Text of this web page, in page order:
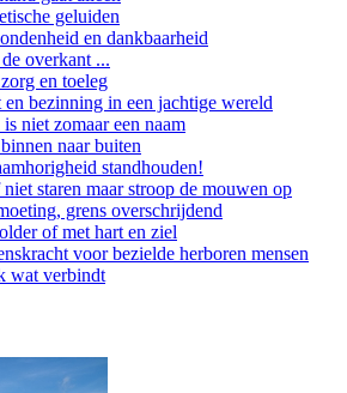
geluiden
en dankbaarheid
overkant ...
en toeleg
bezinning in een jachtige wereld
niet zomaar een naam
naar buiten
standhouden!
staren maar stroop de mouwen op
grens overschrijdend
of met hart en ziel
voor bezielde herboren mensen
wat verbindt